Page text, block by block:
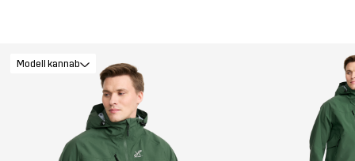
Modell kannab